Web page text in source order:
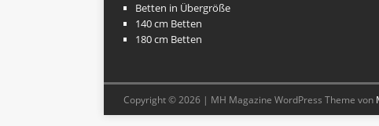
Betten in Übergröße
140 cm Betten
180 cm Betten
Copyright © 2026 | MH Magazine WordPress Theme von